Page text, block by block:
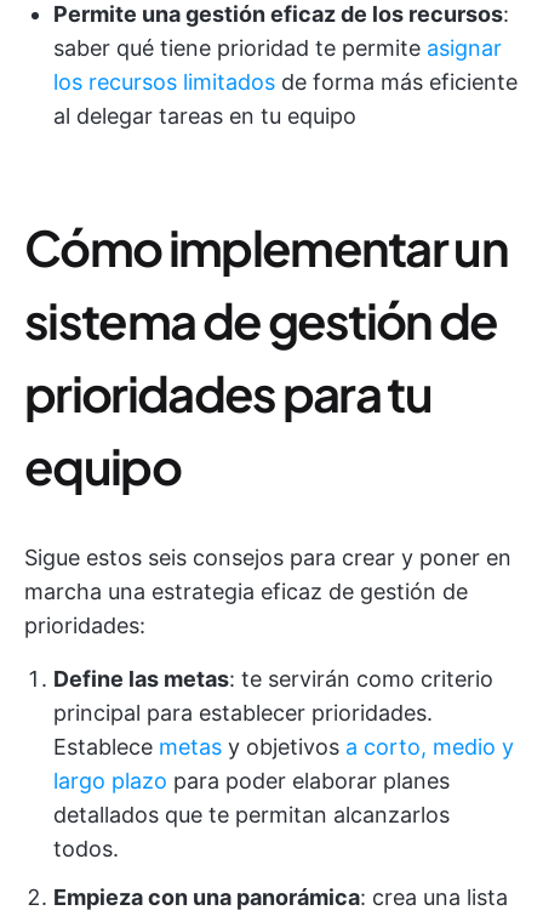
Permite una gestión eficaz de los recursos:
saber qué tiene prioridad te permite asignar
los recursos limitados de forma más eficiente
al delegar tareas en tu equipo
Cómo implementar un
sistema de gestión de
prioridades para tu
equipo
Sigue estos seis consejos para crear y poner en
marcha una estrategia eficaz de gestión de
prioridades:
Define las metas: te servirán como criterio
principal para establecer prioridades.
Establece metas y objetivos a corto, medio y
largo plazo para poder elaborar planes
detallados que te permitan alcanzarlos
todos.
Empieza con una panorámica: crea una lista